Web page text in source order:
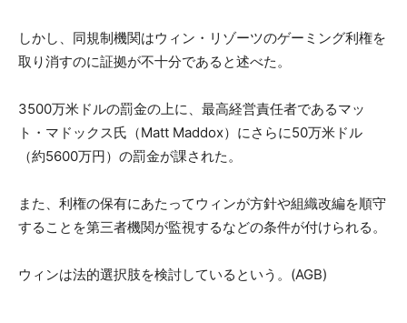
しかし、同規制機関はウィン・リゾーツのゲーミング利権を
取り消すのに証拠が不十分であると述べた。
3500万米ドルの罰金の上に、最高経営責任者であるマッ
ト・マドックス氏（Matt Maddox）にさらに50万米ドル
（約5600万円）の罰金が課された。
また、利権の保有にあたってウィンが方針や組織改編を順守
することを第三者機関が監視するなどの条件が付けられる。
ウィンは法的選択肢を検討しているという。(AGB)